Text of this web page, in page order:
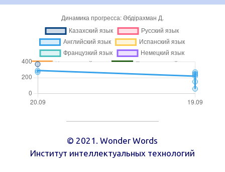
© 2021. Wonder Words
Институт интеллектуальных технологий